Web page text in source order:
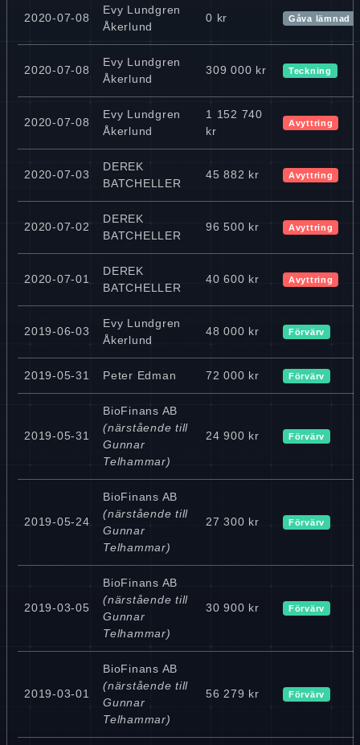
2020-07-08
Evy Lundgren
Åkerlund
0 kr Gåva lämnad
2020-07-08
Evy Lundgren
Åkerlund
309 000 kr Teckning
2020-07-08
Evy Lundgren
Åkerlund
1 152 740
kr
Avyttring
2020-07-03
DEREK
BATCHELLER
45 882 kr Avyttring
2020-07-02
DEREK
BATCHELLER
96 500 kr Avyttring
2020-07-01
DEREK
BATCHELLER
40 600 kr Avyttring
2019-06-03
Evy Lundgren
Åkerlund
48 000 kr Förvärv
2019-05-31 Peter Edman 72 000 kr Förvärv
2019-05-31
BioFinans AB
(närstående till
Gunnar
Telhammar)
24 900 kr Förvärv
2019-05-24
BioFinans AB
(närstående till
Gunnar
Telhammar)
27 300 kr Förvärv
2019-03-05
BioFinans AB
(närstående till
Gunnar
Telhammar)
30 900 kr Förvärv
2019-03-01
BioFinans AB
(närstående till
Gunnar
Telhammar)
56 279 kr Förvärv